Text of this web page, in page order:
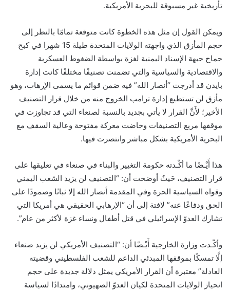
تأريخية غير مسبوقة للبحرية الأمريكية.
ويمكن القول إن مثل هذه الخطوة كانت متوقعة تمامًا بالنظر إلى
حجم المأزق الذي واجهته الولايات المتحدة طيلة 15 شهرا في كبح
جماح جبهة الإسناد اليمنية لغزة بواسطة الضغوط العسكرية
والاقتصادية والسياسية والتي تضمنت تصنيفًا مختلفًا كانت إدارة
بايدن قد أدرجت “أنصار الله” فيه ضمن قوائم ما يسمى الإرهاب، وهو
مأزق لن تستطيع إدارة ترامب الخروج منه من خلال قرار التصنيف
الأخير؛ لأَنَّ القرار لا يأتي بجديد بالنسبة لصنعاء التي قد تجاوزت في
موقفها مربع التصنيفات وخاضت معركة مفتوحة وعالية السقف مع
البحرية الأمريكية بشكل مباشر وانتصرت فيها.
هذا أَيْـضًا ما أكّـدته حكومة التغيير والبناء في صنعاء في تعليقها على
قرار التصنيف، حَيثُ أوضحت أن: “التصنيف لن يزيد الشعب اليمني
وقواه السياسية الحرة وفي المقدمة أنصار الله إلا ثباتًا وصمودًا على
الحق ودفاعًا عنه” لافتة إلى أن “الإرهابي الحقيقي هي أمريكا التي
تشارك العدوّ الإسرائيلي في قتل أطفال ونساء غزة لأكثر من عام”.
وأكّـدت وزارة الخارجية أَيْـضًا أن: “التصنيف الأمريكي لن يزيد صنعاء
إلَّا تمسكًا بموقفها المبدئي الداعم للشعب الفلسطيني وقضيته
العادلة” معتبرة أن القرار الأمريكي يمثل دلالة جديدة على حجم
انحياز الولايات المتحدة لكيان العدوّ الصهيوني، وامتدادًا لسياسة